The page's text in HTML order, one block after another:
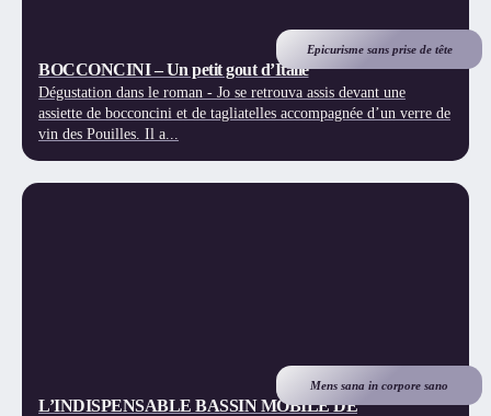
Epicurisme sans prise de tête
BOCCONCINI – Un petit gout d’Italie
Dégustation dans le roman - Jo se retrouva assis devant une
assiette de bocconcini et de tagliatelles accompagnée d’un verre de
vin des Pouilles. Il a...
Mens sana in corpore sano
L’INDISPENSABLE BASSIN MOBILE DE